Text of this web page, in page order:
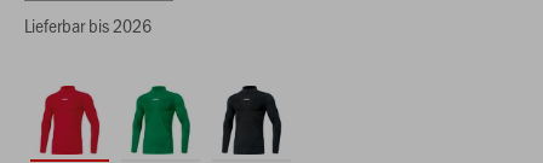
Lieferbar bis 2026